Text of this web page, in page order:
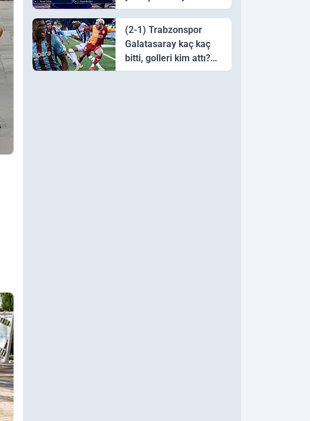
sazı çalarsa tingirdatır"
sözünü söyleyen halk
ozanı hangisidir?
(2-1) Trabzonspor
Galatasaray kaç kaç
bitti, golleri kim attı?
Trabzonspor